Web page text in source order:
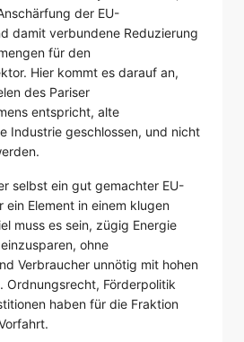
der EU-
damit verbundene Reduzierung
für den
Hier kommt es darauf an,
des Pariser
entspricht, alte
Industrie geschlossen, und nicht
selbst ein gut gemachter EU-
ein Element in einem klugen
muss es sein, zügig Energie
ohne
Verbraucher unnötig mit hohen
Ordnungsrecht, Förderpolitik
haben für die Fraktion